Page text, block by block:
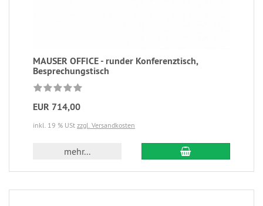
MAUSER OFFICE - runder Konferenztisch,
Besprechungstisch
EUR 714,00
inkl. 19 % USt zzgl. Versandkosten
mehr...